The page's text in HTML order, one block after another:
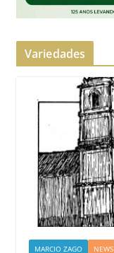
Variedades
MARCIO ZAGO NEWS